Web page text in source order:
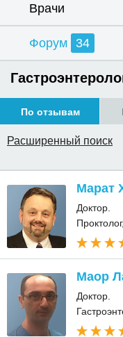
Врачи
Форум 34
По отзывам
Расширенный поиск
Марат
Доктор.
Маор
Доктор.